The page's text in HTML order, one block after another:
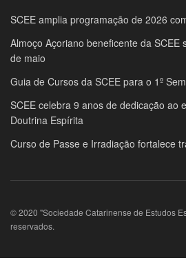
SCEE amplia programação de 2026
Almoço Açoriano beneficente da SCEE
de maio
Guia de Cursos da SCEE para o 1º
SCEE celebra 9 anos de dedicação ao
Doutrina Espírita
Curso de Passe e Irradiação fortalece
© 2020 "Sociedade Catarinense de Estudos
reservados.